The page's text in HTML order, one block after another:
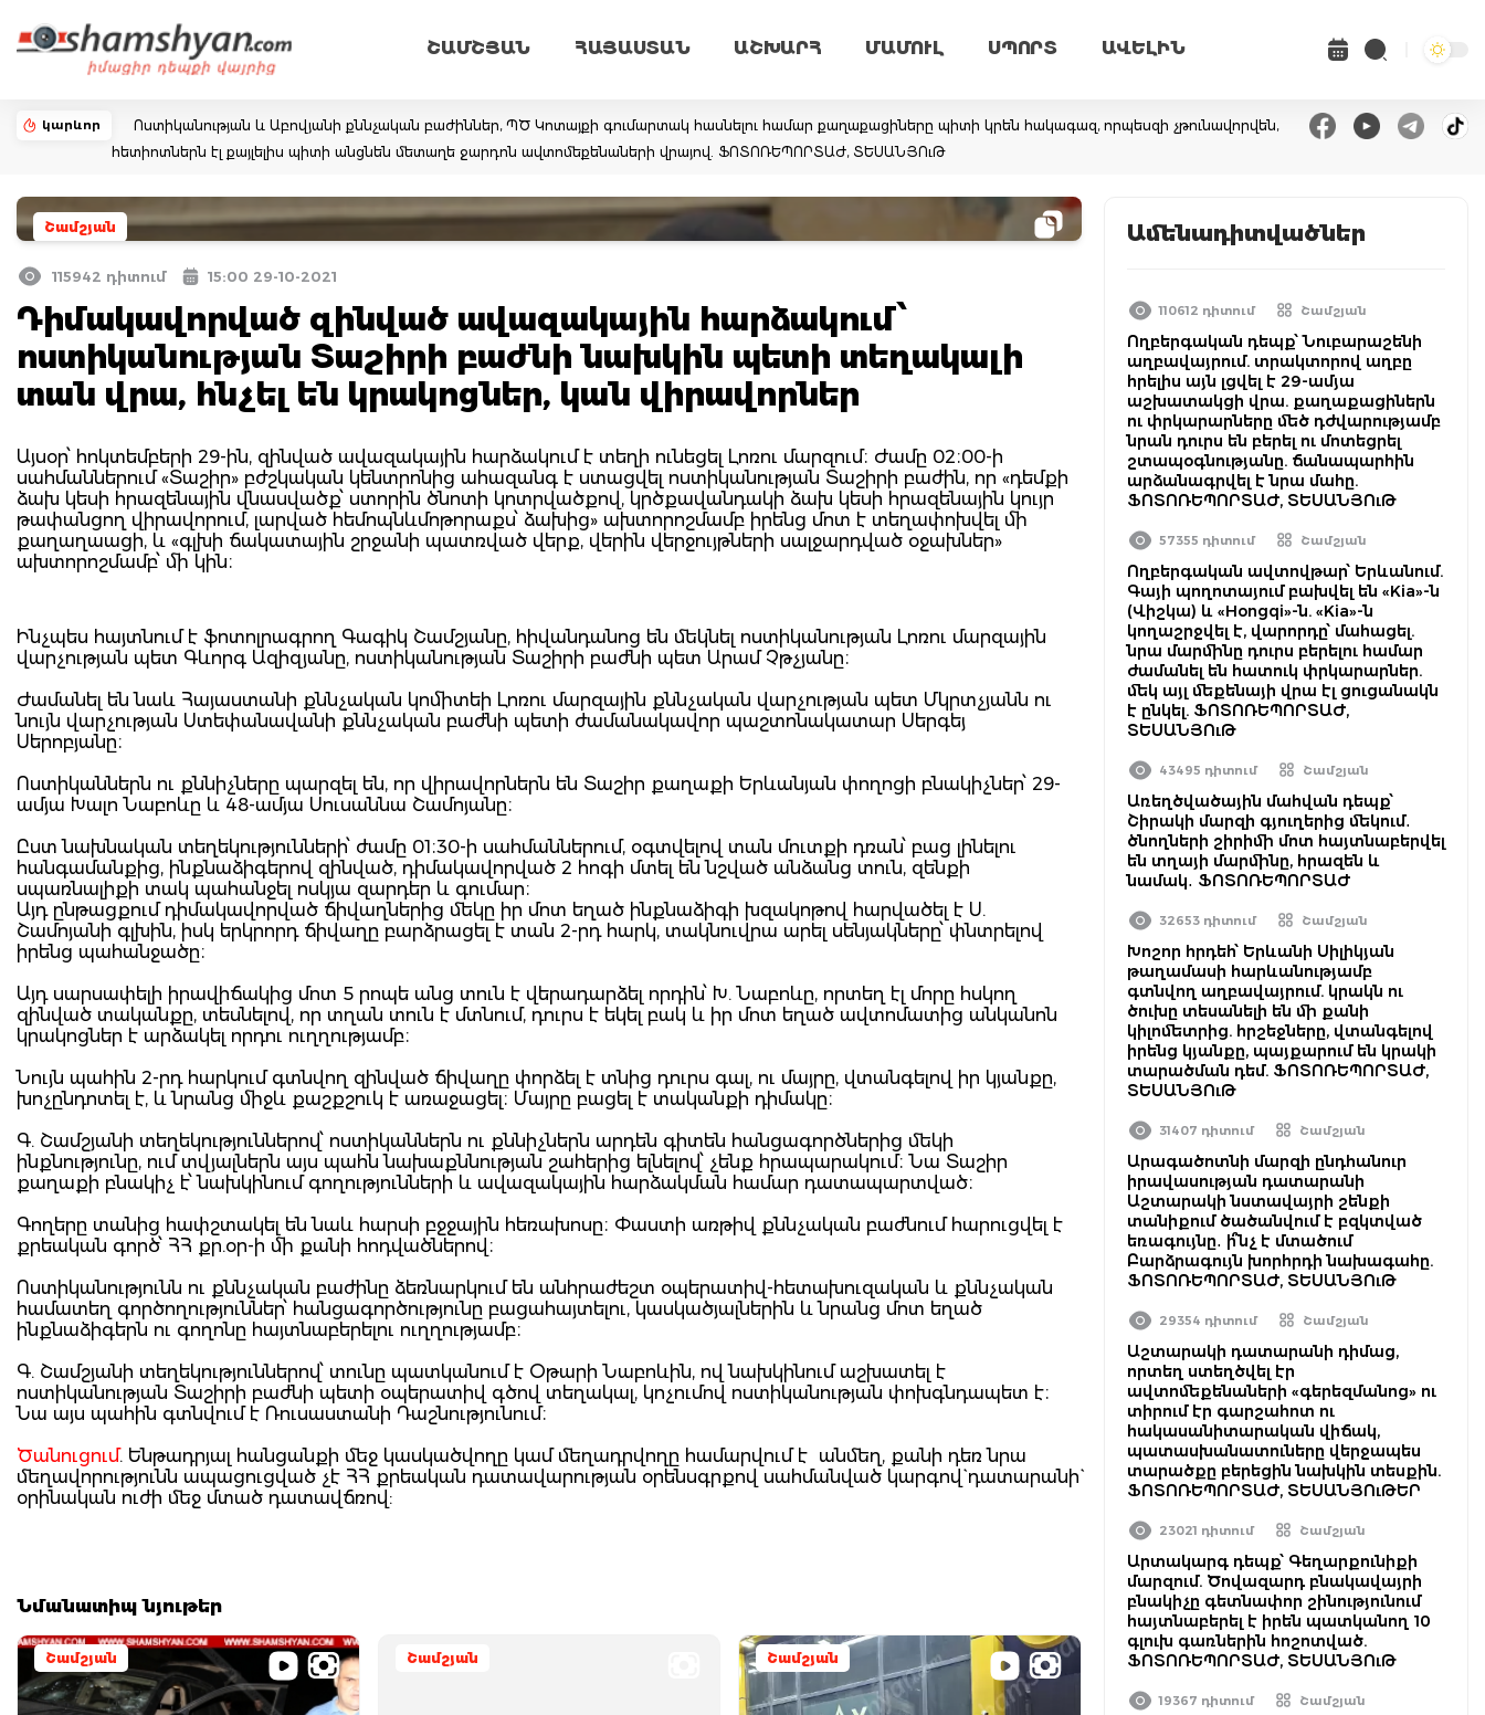
ՇԱՄՇՅԱՆ ՀԱՅԱՍՏԱՆ ԱՇԽԱՐՀ ՄԱՄՈՒԼ ՍՊՈՐՏ ԱՎԵԼԻՆ
կարևոր
Ոստիկանության և Աբովյանի քննչական բաժիններ, ՊԾ Կոտայքի գումարտակ հասնելու համար քաղաքացիները պիտի կրեն հակագազ, որպեսզի չթունավորվեն,
հետիոտներն էլ քայլելիս պիտի անցնեն մետաղե ջարդոն ավտոմեքենաների վրայով. ՖՈՏՈՌԵՊՈՐՏԱԺ, ՏԵՍԱՆՅՈւԹ
Շամշյան
115942 դիտում 15:00 29-10-2021
Դիմակավորված զինված ավազակային հարձակում՝
ոստիկանության Տաշիրի բաժնի նախկին պետի տեղակալի
տան վրա, հնչել են կրակոցներ, կան վիրավորներ
Այսօր՝ հոկտեմբերի 29-ին, զինված ավազակային հարձակում է տեղի ունեցել Լոռու մարզում։ Ժամը 02։00-ի
սահմաններում «Տաշիր» բժշկական կենտրոնից ահազանգ է ստացվել ոստիկանության Տաշիրի բաժին, որ «դեմքի
ձախ կեսի հրազենային վնասվածք՝ ստորին ծնոտի կոտրվածքով, կրծքավանդակի ձախ կեսի հրազենային կույր
թափանցող վիրավորում, լարված հեմոպնևմոթորաքս՝ ձախից» ախտորոշմամբ իրենց մոտ է տեղափոխվել մի
քաղաղաացի, և «գլխի ճակատային շրջանի պատռված վերք, վերին վերջույթների սալջարդված օջախներ»
ախտորոշմամբ՝ մի կին։
Ինչպես հայտնում է ֆոտոլրագրող Գագիկ Շամշյանը, հիվանդանոց են մեկնել ոստիկանության Լոռու մարզային
վարչության պետ Գևորգ Ազիզյանը, ոստիկանության Տաշիրի բաժնի պետ Արամ Չթչյանը։
Ժամանել են նաև Հայաստանի քննչական կոմիտեի Լոռու մարզային քննչական վարչության պետ Մկրտչյանն ու
նույն վարչության Ստեփանավանի քննչական բաժնի պետի ժամանակավոր պաշտոնակատար Սերգեյ
Սերոբյանը։
Ոստիկաններն ու քննիչները պարզել են, որ վիրավորներն են Տաշիր քաղաքի Երևանյան փողոցի բնակիչներ՝ 29-
ամյա Խալո Նաբոևը և 48-ամյա Սուսաննա Շամոյանը։
Ըստ նախնական տեղեկությունների՝ ժամը 01։30-ի սահմաններում, օգտվելով տան մուտքի դռան՝ բաց լինելու
հանգամանքից, ինքնաձիգերով զինված, դիմակավորված 2 հոգի մտել են նշված անձանց տուն, զենքի
սպառնալիքի տակ պահանջել ոսկյա զարդեր և գումար։
Այդ ընթացքում դիմակավորված ճիվաղներից մեկը իր մոտ եղած ինքնաձիգի խզակոթով հարվածել է Ս.
Շամոյանի գլխին, իսկ երկրորդ ճիվաղը բարձրացել է տան 2-րդ հարկ, տակնուվրա արել սենյակները՝ փնտրելով
իրենց պահանջածը։
Այդ սարսափելի իրավիճակից մոտ 5 րոպե անց տուն է վերադարձել որդին՝ Խ. Նաբոևը, որտեղ էլ մորը հսկող
զինված տականքը, տեսնելով, որ տղան տուն է մտնում, դուրս է եկել բակ և իր մոտ եղած ավտոմատից անկանոն
կրակոցներ է արձակել որդու ուղղությամբ։
Նույն պահին 2-րդ հարկում գտնվող զինված ճիվաղը փորձել է տնից դուրս գալ, ու մայրը, վտանգելով իր կյանքը,
խոչընդոտել է, և նրանց միջև քաշքշուկ է առաջացել։ Մայրը բացել է տականքի դիմակը։
Գ. Շամշյանի տեղեկություններով՝ ոստիկաններն ու քննիչներն արդեն գիտեն հանցագործներից մեկի
ինքնությունը, ում տվյալներն այս պահն նախաքննության շահերից ելնելով՝ չենք հրապարակում։ Նա Տաշիր
քաղաքի բնակիչ է՝ նախկինում գողությունների և ավազակային հարձակման համար դատապարտված։
Գողերը տանից հափշտակել են նաև հարսի բջջային հեռախոսը։ Փաստի առթիվ քննչական բաժնում հարուցվել է
քրեական գործ՝ ՀՀ քր.օր-ի մի քանի հոդվածներով։
Ոստիկանությունն ու քննչական բաժինը ձեռնարկում են անհրաժեշտ օպերատիվ-հետախուզական և քննչական
համատեղ գործողություններ՝ հանցագործությունը բացահայտելու, կասկածյալներին և նրանց մոտ եղած
ինքնաձիգերն ու գողոնը հայտնաբերելու ուղղությամբ։
Գ. Շամշյանի տեղեկություններով՝ տունը պատկանում է Օթարի Նաբոևին, ով նախկինում աշխատել է
ոստիկանության Տաշիրի բաժնի պետի օպերատիվ գծով տեղակալ, կոչումով ոստիկանության փոխգնդապետ է։
Նա այս պահին գտնվում է Ռուսաստանի Դաշնությունում։
Ծանուցում. Ենթադրյալ հանցանքի մեջ կասկածվողը կամ մեղադրվողը համարվում է անմեղ, քանի դեռ նրա
մեղավորությունն ապացուցված չէ ՀՀ քրեական դատավարության օրենսգրքով սահմանված կարգով` դատարանի`
օրինական ուժի մեջ մտած դատավճռով:
Նմանատիպ նյութեր
Շամշյան Շամշյան Շամշյան
Ամենադիտվածներ
110612 դիտում Շամշյան
Ողբերգական դեպք՝ Նուբարաշենի
աղբավայրում. տրակտորով աղբը
հրելիս այն լցվել է 29-ամյա
աշխատակցի վրա. քաղաքացիներն
ու փրկարարները մեծ դժվարությամբ
նրան դուրս են բերել ու մոտեցրել
շտապօգնությանը. ճանապարհին
արձանագրվել է նրա մահը.
ՖՈՏՈՌԵՊՈՐՏԱԺ, ՏԵՍԱՆՅՈւԹ
57355 դիտում Շամշյան
Ողբերգական ավտովթար՝ Երևանում.
Գայի պողոտայում բախվել են «Kia»-ն
(Վիշկա) և «Hongqi»-ն. «Kia»-ն
կողաշրջվել է, վարորդը՝ մահացել.
նրա մարմինը դուրս բերելու համար
ժամանել են հատուկ փրկարարներ.
մեկ այլ մեքենայի վրա էլ ցուցանակն
է ընկել. ՖՈՏՈՌԵՊՈՐՏԱԺ,
ՏԵՍԱՆՅՈւԹ
43495 դիտում Շամշյան
Առեղծվածային մահվան դեպք՝
Շիրակի մարզի գյուղերից մեկում․
ծնողների շիրիմի մոտ հայտնաբերվել
են տղայի մարմինը, հրազեն և
նամակ․ ՖՈՏՈՌԵՊՈՐՏԱԺ
32653 դիտում Շամշյան
Խոշոր հրդեհ՝ Երևանի Սիլիկյան
թաղամասի հարևանությամբ
գտնվող աղբավայրում. կրակն ու
ծուխը տեսանելի են մի քանի
կիլոմետրից. հրշեջները, վտանգելով
իրենց կյանքը, պայքարում են կրակի
տարածման դեմ. ՖՈՏՈՌԵՊՈՐՏԱԺ,
ՏԵՍԱՆՅՈւԹ
31407 դիտում Շամշյան
Արագածոտնի մարզի ընդհանուր
իրավասության դատարանի
Աշտարակի նստավայրի շենքի
տանիքում ծածանվում է բզկտված
եռագույնը․ ի՞նչ է մտածում
Բարձրագույն խորհրդի նախագահը.
ՖՈՏՈՌԵՊՈՐՏԱԺ, ՏԵՍԱՆՅՈւԹ
29354 դիտում Շամշյան
Աշտարակի դատարանի դիմաց,
որտեղ ստեղծվել էր
ավտոմեքենաների «գերեզմանոց» ու
տիրում էր գարշահոտ ու
հակասանիտարական վիճակ,
պատասխանատուները վերջապես
տարածքը բերեցին նախկին տեսքին.
ՖՈՏՈՌԵՊՈՐՏԱԺ, ՏԵՍԱՆՅՈւԹԵՐ
23021 դիտում Շամշյան
Արտակարգ դեպք՝ Գեղարքունիքի
մարզում. Ծովազարդ բնակավայրի
բնակիչը գետնափոր շինությունում
հայտնաբերել է իրեն պատկանող 10
գլուխ գառներին հոշոտված.
ՖՈՏՈՌԵՊՈՐՏԱԺ, ՏԵՍԱՆՅՈւԹ
19367 դիտում Շամշյան